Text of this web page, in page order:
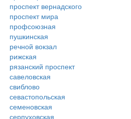
проспект вернадского
проспект мира
профсоюзная
пушкинская
речной вокзал
рижская
рязанский проспект
савеловская
свиблово
севастопольская
семеновская
серпуховская